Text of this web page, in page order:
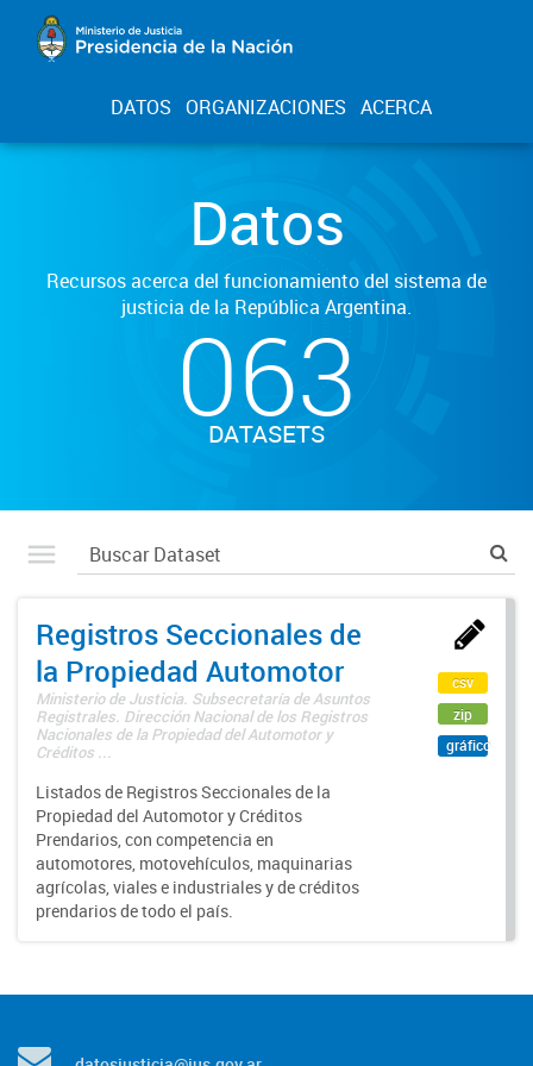
DATOS ORGANIZACIONES ACERCA
Datos
Recursos acerca del funcionamiento del sistema de
justicia de la República Argentina.
063
DATASETS
Registros Seccionales de
la Propiedad Automotor
Ministerio de Justicia. Subsecretaría de Asuntos
Registrales. Dirección Nacional de los Registros
Nacionales de la Propiedad del Automotor y
Créditos ...
Listados de Registros Seccionales de la
Propiedad del Automotor y Créditos
Prendarios, con competencia en
automotores, motovehículos, maquinarias
agrícolas, viales e industriales y de créditos
prendarios de todo el país.
csv
zip
gráfico